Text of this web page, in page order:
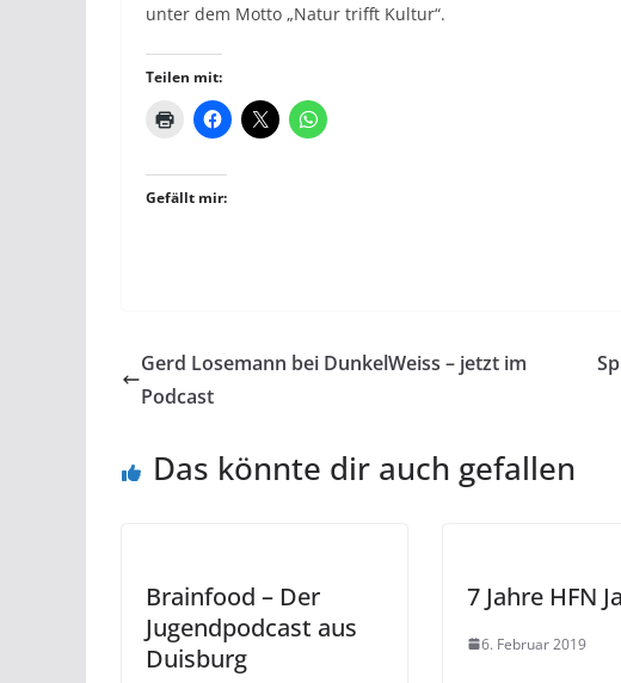
unter dem Motto „Natur trifft Kultur“.
Teilen mit:
Gefällt mir:
Gerd Losemann bei DunkelWeiss – jetzt im
Podcast
Das könnte dir auch gefallen
Brainfood – Der
Jugendpodcast aus
Duisburg
7 Jahre HFN
6. Februar 2019